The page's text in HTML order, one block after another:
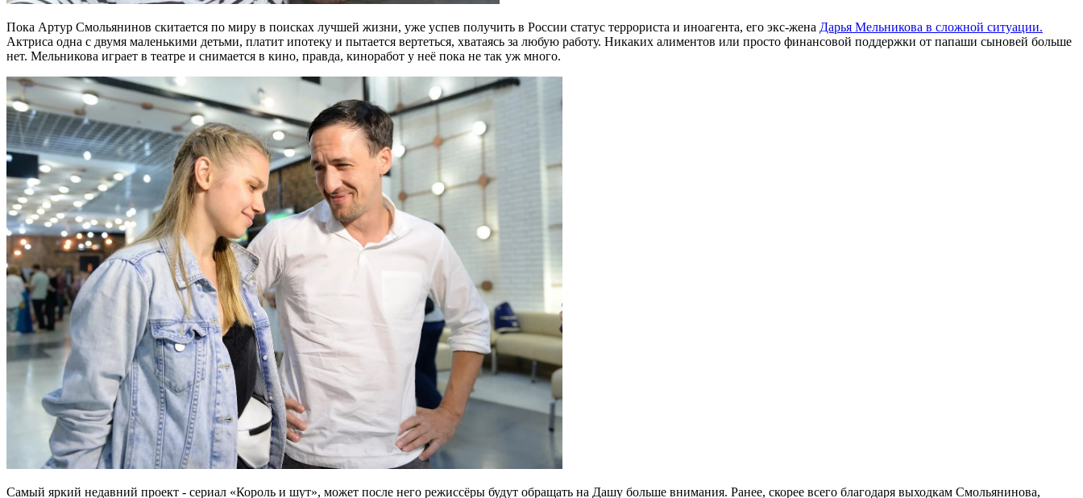
Пока Артур Смольянинов скитается по миру в поисках лучшей жизни, уже успев получить в России статус террориста и иноагента, его экс-жена Дарья Мельникова в сложной ситуации.
Актриса одна с двумя маленькими детьми, платит ипотеку и пытается вертеться, хватаясь за любую работу. Никаких алиментов или просто финансовой поддержки от папаши сыновей больше
нет. Мельникова играет в театре и снимается в кино, правда, киноработ у неё пока не так уж много.
Самый яркий недавний проект - сериал «Король и шут», может после него режиссёры будут обращать на Дашу больше внимания. Ранее, скорее всего благодаря выходкам Смольянинова,